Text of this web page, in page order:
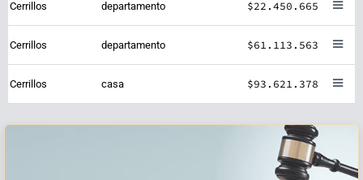
Cerrillos departamento $22.450.665
Cerrillos departamento $61.113.563
Cerrillos casa $93.621.378